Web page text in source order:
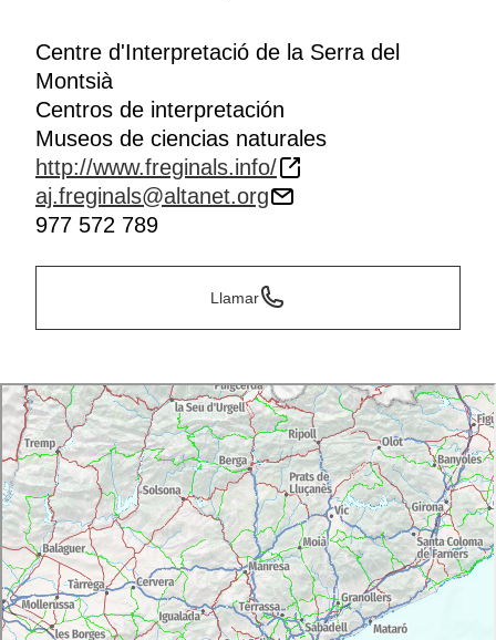
Centre d'Interpretació de la Serra del
Montsià
Centros de interpretación
Museos de ciencias naturales
http://www.freginals.info/
aj.freginals@altanet.org
977 572 789
Llamar